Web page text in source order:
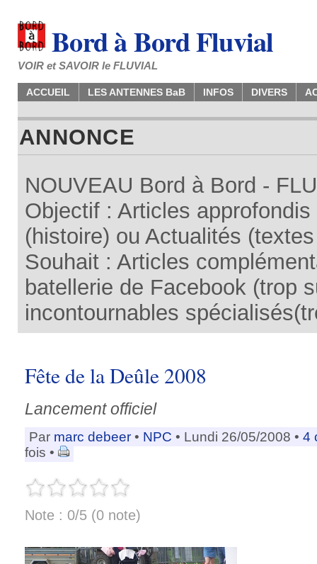
Bord à Bord Fluvial
VOIR et SAVOIR le FLUVIAL
ACCUEIL LES ANTENNES BaB INFOS DIVERS
ANNONCE
NOUVEAU Bord à Bord -
Objectif : Articles
(histoire) ou Actualités
Souhait : Articles
batellerie de Facebook (trop
incontournables
Fête de la Deûle 2008
Lancement officiel
Par marc debeer • NPC • Lundi 26/05/2008 • 4
fois •
Note : 0/5 (0 note)